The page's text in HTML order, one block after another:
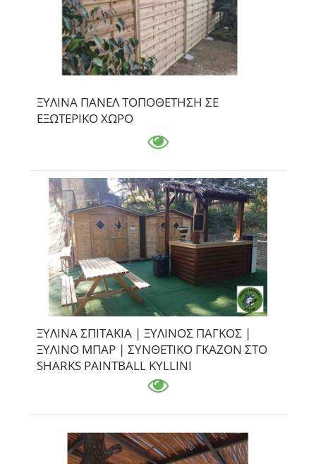
ΞΥΛΙΝΑ ΠΑΝΕΛ ΤΟΠΟΘΕΤΗΣΗ ΣΕ
ΕΞΩΤΕΡΙΚΟ ΧΩΡΟ
ΞΥΛΙΝΑ ΣΠΙΤΑΚΙΑ | ΞΥΛΙΝΟΣ ΠΑΓΚΟΣ |
ΞΥΛΙΝΟ ΜΠΑΡ | ΣΥΝΘΕΤΙΚΟ ΓΚΑΖΟΝ ΣΤΟ
SHARKS PAINTBALL KYLLINI